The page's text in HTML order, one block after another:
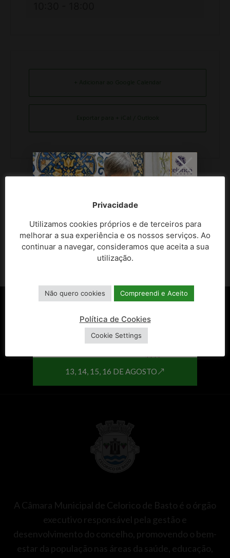
A Câmara Municipal de Celorico de Basto é o órgão
executivo responsável pela gestão e
desenvolvimento do concelho, promovendo o bem-
estar da população nas áreas da saúde, educação,
Privacidade
Utilizamos cookies próprios e de terceiros para
melhorar a sua experiência e os nossos serviços. Ao
continuar a navegar, consideramos que aceita a sua
utilização.
Não quero cookies Compreendi e Aceito
Política de Cookies
Cookie Settings
13, 14, 15, 16 DE AGOSTO